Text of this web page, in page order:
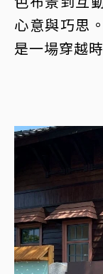
心意與巧思
是一場穿越